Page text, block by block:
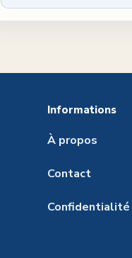
Informations
À propos
Contact
Confidentialité